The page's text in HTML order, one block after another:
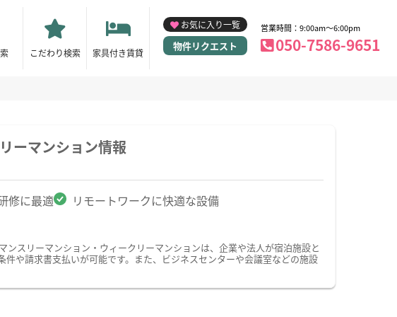
こだわり検索 家具付き賃貸
お気に入り一覧
物件リクエスト
営業時間：9:00am～6:00pm
050-7586-9651
ーマンション情報
修に最適 リモートワークに快適な設備
スリーマンション・ウィークリーマンションは、企業や法人が宿泊施設と
や請求書支払いが可能です。また、ビジネスセンターや会議室などの施設